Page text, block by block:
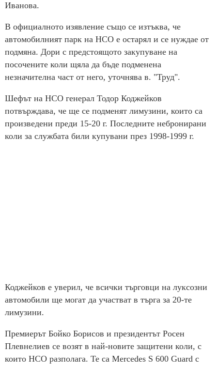
Иванова.
В официалното изявление също се изтъква, че
автомобилният парк на НСО е остарял и се нуждае от
подмяна. Дори с предстоящото закупуване на
посочените коли щяла да бъде подменена
незначителна част от него, уточнява в. "Труд".
Шефът на НСО генерал Тодор Коджейков
потвърждава, че ще се подменят лимузини, които са
произведени преди 15-20 г. Последните небронирани
коли за службата били купувани през 1998-1999 г.
Коджейков е уверил, че всички търговци на луксозни
автомобили ще могат да участват в търга за 20-те
лимузини.
Премиерът Бойко Борисов и президентът Росен
Плевнелиев се возят в най-новите защитени коли, с
които НСО разполага. Те са Mercedes S 600 Guard с